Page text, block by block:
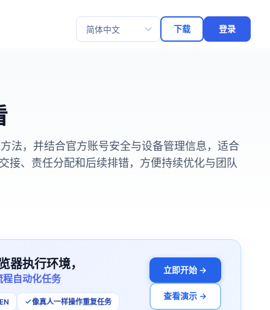
选择语言
下载 登录
法，并结合官方账号安全与设备管理信息，适合
接、责任分配和后续排错，方便持续优化与团队
器执行环境，
自动化任务
像真人一样操作重复任务
立即开始 →
查看演示 →